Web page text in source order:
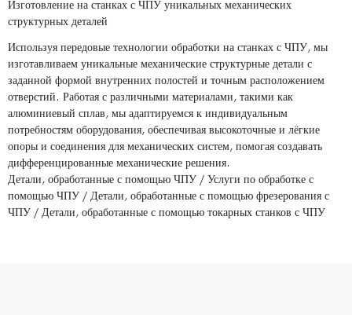
Изготовление на станках с ЧПУ уникальных механических
структурных деталей
Используя передовые технологии обработки на станках с ЧПУ, мы
изготавливаем уникальные механические структурные детали с
заданной формой внутренних полостей и точным расположением
отверстий. Работая с различными материалами, такими как
алюминиевый сплав, мы адаптируемся к индивидуальным
потребностям оборудования, обеспечивая высокоточные и лёгкие
опоры и соединения для механических систем, помогая создавать
дифференцированные механические решения.
Детали, обработанные с помощью ЧПУ / Услуги по обработке с
помощью ЧПУ / Детали, обработанные с помощью фрезерования с
ЧПУ / Детали, обработанные с помощью токарных станков с ЧПУ